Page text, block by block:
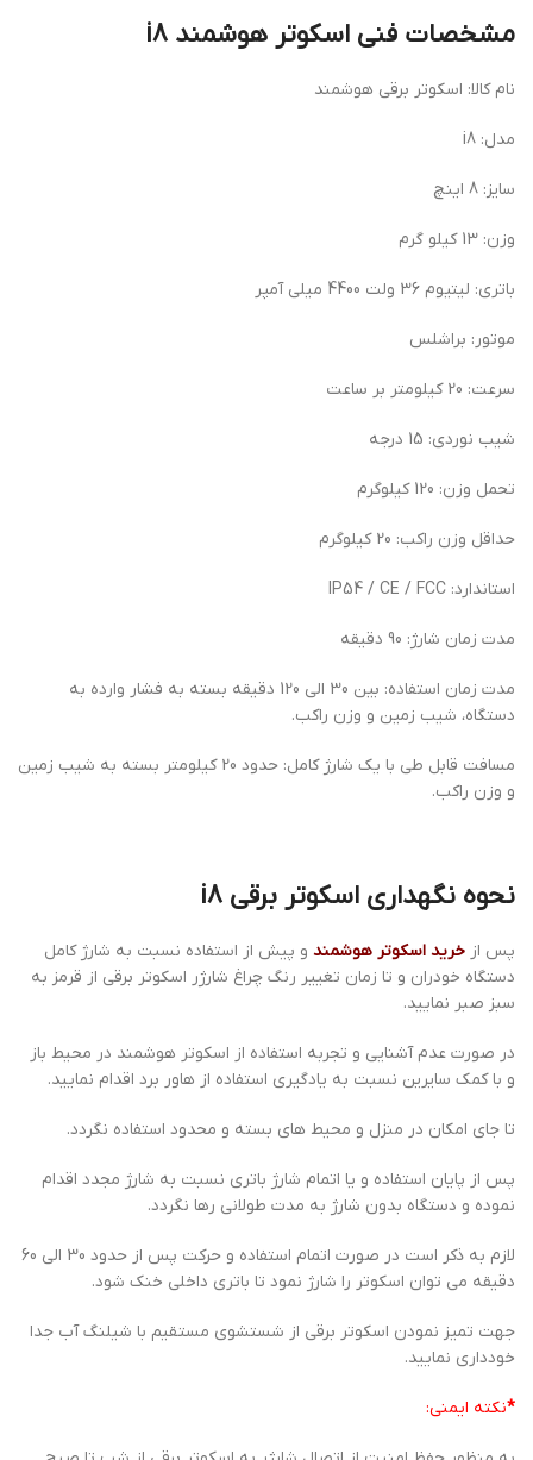
مشخصات فنی اسکوتر هوشمند i8
نام کالا: اسکوتر برقی هوشمند
مدل: i8
سایز: 8 اینچ
وزن: 13 کیلو گرم
باتری: لیتیوم 36 ولت 4400 میلی آمپر
موتور: براشلس
سرعت: 20 کیلومتر بر ساعت
شیب نوردی: 15 درجه
تحمل وزن: 120 کیلوگرم
حداقل وزن راکب: 20 کیلوگرم
استاندارد: IP54 / CE / FCC
مدت زمان شارژ: 90 دقیقه
مدت زمان استفاده: بین 30 الی 120 دقیقه بسته به فشار وارده به
دستگاه، شیب زمین و وزن راکب.
مسافت قابل طی با یک شارژ کامل: حدود 20 کیلومتر بسته به شیب زمین
و وزن راکب.
نحوه نگهداری اسکوتر برقی i8
پس از خرید اسکوتر هوشمند و پیش از استفاده نسبت به شارژ کامل
دستگاه خودران و تا زمان تغییر رنگ چراغ شارژر اسکوتر برقی از قرمز به
سبز صبر نمایید.
در صورت عدم آشنایی و تجربه استفاده از اسکوتر هوشمند در محیط باز
و با کمک سایرین نسبت به یادگیری استفاده از هاور برد اقدام نمایید.
تا جای امکان در منزل و محیط های بسته و محدود استفاده نگردد.
پس از پایان استفاده و یا اتمام شارژ باتری نسبت به شارژ مجدد اقدام
نموده و دستگاه بدون شارژ به مدت طولانی رها نگردد.
لازم به ذکر است در صورت اتمام استفاده و حرکت پس از حدود 30 الی 60
دقیقه می توان اسکوتر را شارژ نمود تا باتری داخلی خنک شود.
جهت تمیز نمودن اسکوتر برقی از شستشوی مستقیم با شیلنگ آب جدا
خودداری نمایید.
*نکته ایمنی: